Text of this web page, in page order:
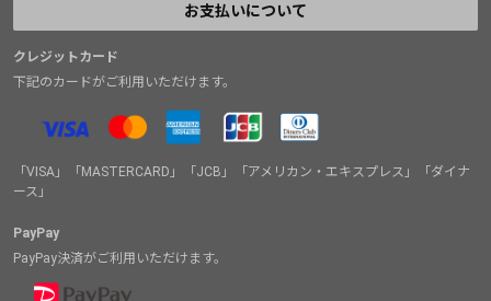
お支払いについて
クレジットカード
下記のカードがご利用いただけます。
「VISA」「MASTERCARD」「JCB」「アメリカン・エキスプレス」「ダイナ
ース」
PayPay
PayPay決済がご利用いただけます。